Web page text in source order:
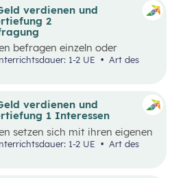
und die Zubereitung
werden die
die tatsächlichen Ausgaben
und die Vorgehensweise
verdienen und
2
befragen einzeln oder
in einem Supermarkt zu
und versuchen
werden
Fragebogen
in der Klasse gemeinsam mit
Eine weitere
je nach den örtlichen
eingenommen werden, indem
1-2 UE
Art des
verdienen und
1 Interessen
setzen sich mit ihren eigenen
auseinander.
verschiedene Stärken und
1-2 UE